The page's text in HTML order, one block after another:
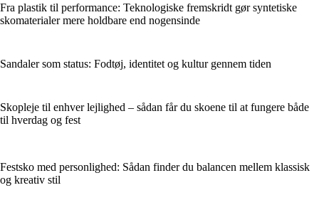
Fra plastik til performance: Teknologiske fremskridt gør syntetiske
skomaterialer mere holdbare end nogensinde
Sandaler som status: Fodtøj, identitet og kultur gennem tiden
Skopleje til enhver lejlighed – sådan får du skoene til at fungere både
til hverdag og fest
Festsko med personlighed: Sådan finder du balancen mellem klassisk
og kreativ stil